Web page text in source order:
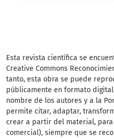
Esta revista científica se
Creative Commons
tanto, esta obra se puede
públicamente en formato
nombre de los autores y a la
permite citar, adaptar,
crear a partir del material,
comercial), siempre que se